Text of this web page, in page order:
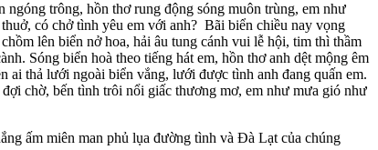
trông, hồn thơ rung động sóng muôn trùng, em như
có chở tình yêu em với anh? Bãi biển chiều nay vọng
lên biển nở hoa, hải âu tung cánh vui lễ hội, tim thì thầm
Sóng biển hoà theo tiếng hát em, hồn thơ anh dệt mộng êm
ai thả lưới ngoài biển vắng, lưới được tình anh đang quấn em.
chờ, bến tình trôi nổi giấc thương mơ, em như mưa gió như
ấm miên man phủ lụa đường tình và Đà Lạt của chúng